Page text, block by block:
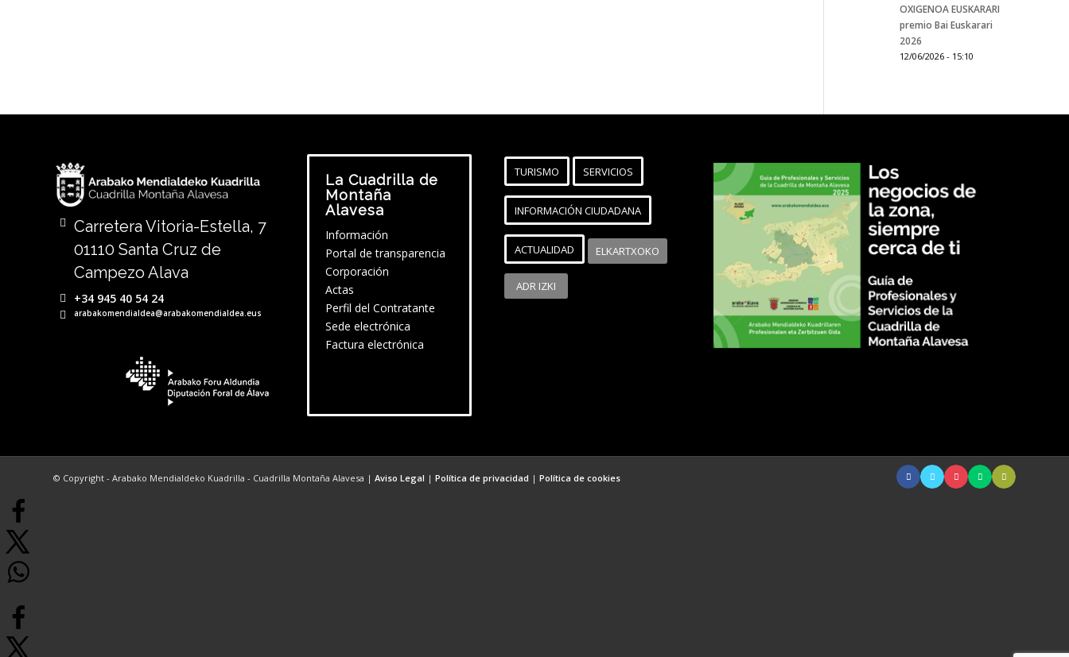
OXIGENOA EUSKARARI
premio Bai Euskarari
2026
12/06/2026 - 15:10
Carretera Vitoria-Estella, 7
01110 Santa Cruz de
Campezo Alava
+34 945 40 54 24
arabakomendialdea@arabakomendialdea.eus
La Cuadrilla de
Montaña
Alavesa
Información
Portal de transparencia
Corporación
Actas
Perfil del Contratante
Sede electrónica
Factura electrónica
TURISMO SERVICIOS
INFORMACIÓN CIUDADANA
ACTUALIDAD ELKARTXOKO
ADR IZKI
© Copyright - Arabako Mendialdeko Kuadrilla - Cuadrilla Montaña Alavesa | Aviso Legal | Política de privacidad | Política de cookies